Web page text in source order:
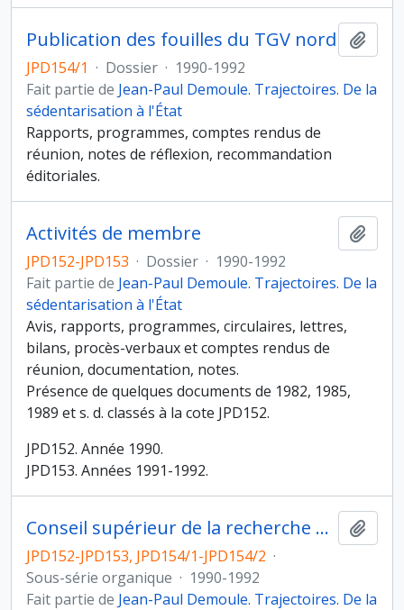
Publication des fouilles du TGV nord
JPD154/1 · Dossier · 1990-1992
Fait partie de Jean-Paul Demoule. Trajectoires. De la
sédentarisation à l'État
Rapports, programmes, comptes rendus de
réunion, notes de réflexion, recommandation
éditoriales.
Activités de membre
JPD152-JPD153 · Dossier · 1990-1992
Fait partie de Jean-Paul Demoule. Trajectoires. De la
sédentarisation à l'État
Avis, rapports, programmes, circulaires, lettres,
bilans, procès-verbaux et comptes rendus de
réunion, documentation, notes.
Présence de quelques documents de 1982, 1985,
1989 et s. d. classés à la cote JPD152.
JPD152. Année 1990.
JPD153. Années 1991-1992.
Conseil supérieur de la recherche archéologique
JPD152-JPD153, JPD154/1-JPD154/2 ·
Sous-série organique · 1990-1992
Fait partie de Jean-Paul Demoule. Trajectoires. De la